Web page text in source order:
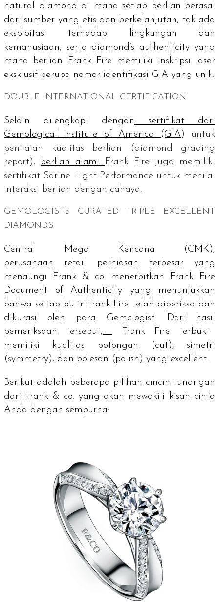
natural diamond di mana setiap berlian berasal
dari sumber yang etis dan berkelanjutan, tak ada
eksploitasi terhadap lingkungan dan
kemanusiaan, serta diamond’s authenticity yang
mana berlian Frank Fire memiliki inskripsi laser
eksklusif berupa nomor identifikasi GIA yang unik.
DOUBLE INTERNATIONAL CERTIFICATION
Selain dilengkapi dengan
sertifikat dari
Gemological Institute of America (GIA ) untuk
penilaian kualitas berlian (diamond grading
report), berlian alami
Frank Fire juga memiliki
sertifikat Sarine Light Performance untuk menilai
interaksi berlian dengan cahaya.
GEMOLOGISTS CURATED TRIPLE EXCELLENT
DIAMONDS
Central Mega Kencana (CMK),
perusahaan retail
perhiasan terbesar yang
menaungi Frank & co. menerbitkan
Frank Fire
Document of Authenticity yang menunjukkan
bahwa setiap butir Frank Fire telah diperiksa dan
dikurasi oleh para Gemologist.
Dari hasil
pemeriksaan tersebut,
Frank Fire terbukti
memiliki kualitas potongan (cut), simetri
(symmetry), dan polesan ( polish ) yang excellent.
Berikut adalah beberapa pilihan cincin tunangan
dari Frank & co. yang akan mewakili kisah cinta
Anda dengan sempurna: